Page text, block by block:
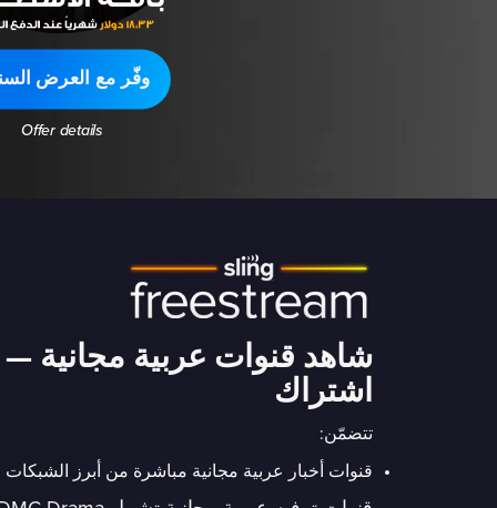
وفّر مع العرض
Offer details
شاهد قنوات عربية مجانية
اشتراك
تتضمّن:
قنوات أخبار عربية مجانية مباشرة من أبرز الشبكات